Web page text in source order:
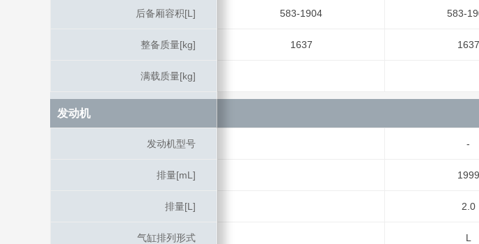
后备厢容积[L] 583-1904 583-
整备质量[kg] 1637 1637
满载质量[kg]
发动机
发动机型号 -
排量[mL] 1999
排量[L] 2.0
气缸排列形式 L
后备厢容积[L]
整备质量[kg]
满载质量[kg]
发动机
发动机型号
排量[mL]
排量[L]
气缸排列形式